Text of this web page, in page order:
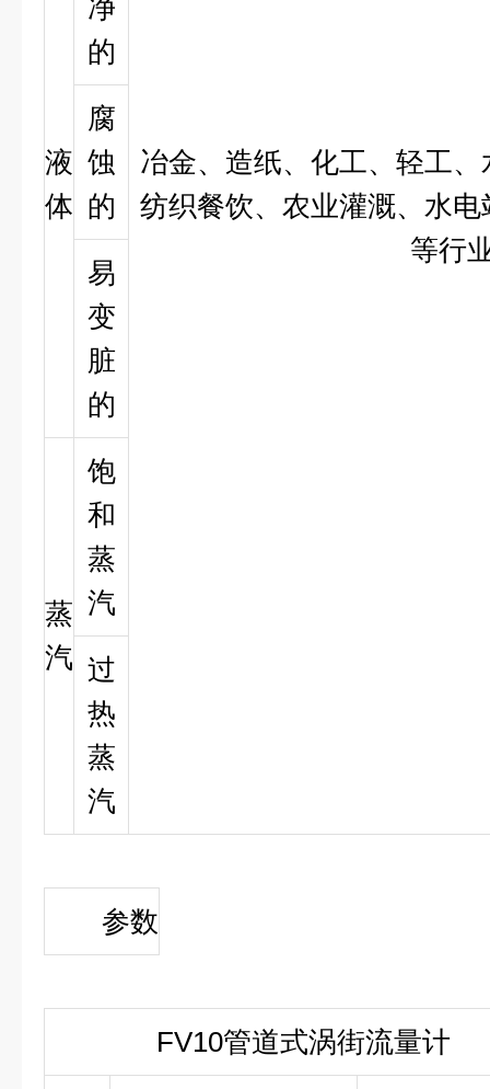
冶金、造纸、化工、轻工
纺织餐饮、农业灌溉、水
等行
液
体
净
的
腐
蚀
的
易
变
脏
的
蒸
汽
饱
和
蒸
汽
过
热
蒸
汽
参数
FV10管道式涡街流量计